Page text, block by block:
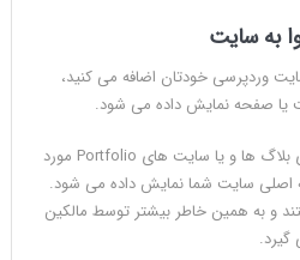
وردپرسی خودتان اضافه می کنید،
یا صفحه نمایش داده می شود.
پست یا صفحات پویا معمولا برای بلاگ ها و یا سایت های Portfolio مورد
اصلی سایت شما نمایش داده می شود.
و به همین خاطر بیشتر توسط مالکین
گیرد.